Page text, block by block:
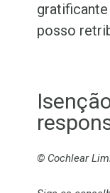
posso
© Cochlear